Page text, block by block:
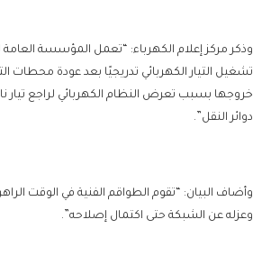
وذكر مركز إعلام الكهرباء: “تعمل المؤسسة العامة
تشغيل التيار الكهربائي تدريجيًا بعد عودة محطات
خروجها بسبب تعرض النظام الكهربائي لراجع
دوائر النقل”.
وأضاف البيان: “تقوم الطواقم الفنية في الوقت
وعزله عن الشبكة حتى اكتمال إصلاحه”.